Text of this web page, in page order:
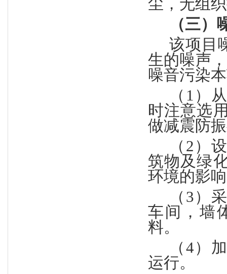
尘，无组
（三）
该项目
生的噪声
噪音污染
（ 1）
时注意选
做减震防
（ 2）
筑物及绿
环境的影
（ 3）
车间，墙
料。
（ 4）
运行。